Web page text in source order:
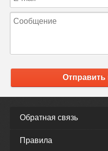
Отправить
Обратная связь
Правила